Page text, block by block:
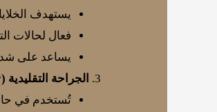
يستهدف
فعال لحالات
يساعد على شد
الجراحة التقليدية (Open Surgery)
تُستخدم في